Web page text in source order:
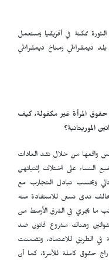
ممكنة في أفريقيا وستعمل
بلد ديمقراطي ومناخ ديمقراطي
المرأة غير مكفولة، كيف
واقعها من خلال نقد العادات
النساء على اختلاف إثنياتهن
وبحسب تبادل التجارب مع
تحالف ندى نسعى للاستفادة منه
ما يجري في الشرق الأوسط من
وهناك مشروع قانون ضد
في الطريق للاعتماد، وتضمنت
حقوق كاملة للأسرة، كما أن